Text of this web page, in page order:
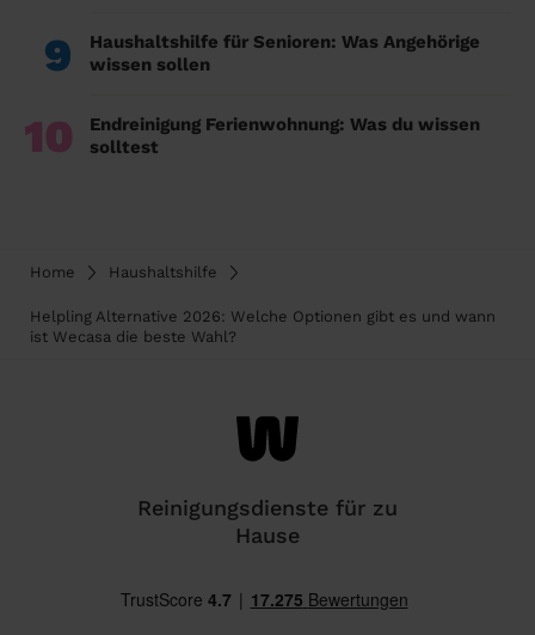
9
Haushaltshilfe für Senioren: Was Angehörige
wissen sollen
10
Endreinigung Ferienwohnung: Was du wissen
solltest
Home Haushaltshilfe
Helpling Alternative 2026: Welche Optionen gibt es und wann
ist Wecasa die beste Wahl?
Reinigungsdienste für zu
Hause